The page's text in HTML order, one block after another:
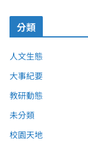
分類
人文生態
大事紀要
教研動態
未分類
校園天地